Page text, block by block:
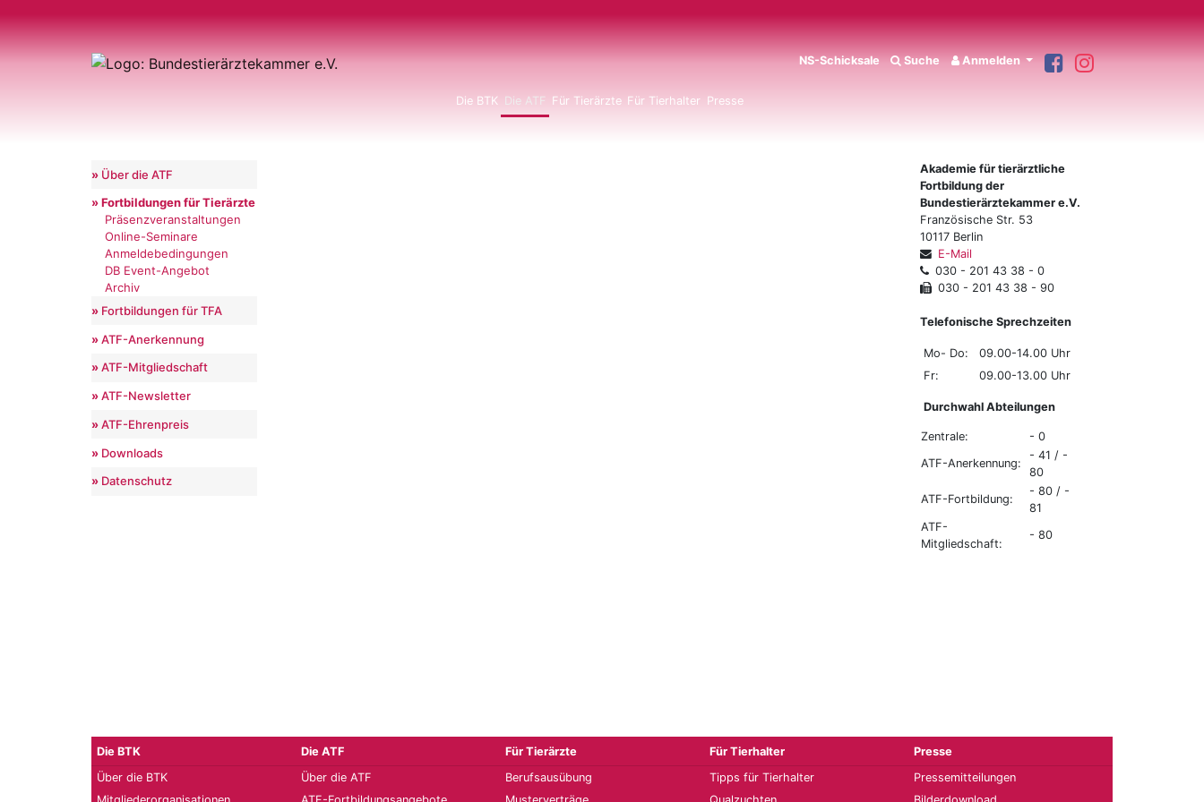
NS-Schicksale Suche Anmelden
Die BTK Die ATF Für Tierärzte Für Tierhalter Presse
Über die ATF
Fortbildungen für Tierärzte
Präsenzveranstaltungen
Online-Seminare
Anmeldebedingungen
DB Event-Angebot
Archiv
Fortbildungen für TFA
ATF-Anerkennung
ATF-Mitgliedschaft
ATF-Newsletter
ATF-Ehrenpreis
Downloads
Datenschutz
Akademie für tierärztliche
Fortbildung der
Bundestierärztekammer e.V.
Französische Str. 53
10117 Berlin
E-Mail
030 - 201 43 38 - 0
030 - 201 43 38 - 90
Telefonische Sprechzeiten
Mo- Do:
09.00-14.00 Uhr
Fr:
09.00-13.00 Uhr
Durchwahl Abteilungen
Zentrale:
- 0
ATF-Anerkennung:
- 41 / -
80
ATF-Fortbildung:
- 80 / -
81
ATF-
Mitgliedschaft:
- 80
Die BTK
Über die BTK
Die ATF
Über die ATF
Für Tierärzte
Berufsausübung
Für Tierhalter
Tipps für Tierhalter
Presse
Pressemitteilungen